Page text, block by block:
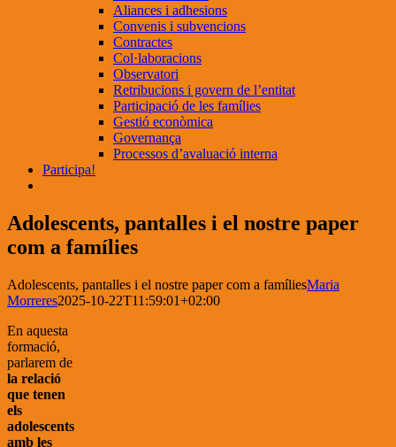
Aliances i adhesions
Convenis i subvencions
Contractes
Col·laboracions
Observatori
Retribucions i govern de l’entitat
Participació de les famílies
Gestió econòmica
Governança
Processos d’avaluació interna
Participa!
Adolescents, pantalles i el nostre paper
com a famílies
Adolescents, pantalles i el nostre paper com a famíliesMaria
Morreres2025-10-22T11:59:01+02:00
En aquesta
formació,
parlarem de
la relació
que tenen
els
adolescents
amb les